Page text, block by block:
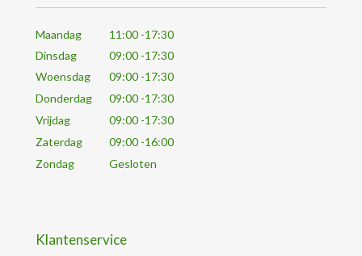
Maandag
11:00 -17:30
Dinsdag
09:00 -17:30
Woensdag
09:00 -17:30
Donderdag
09:00 -17:30
Vrijdag
09:00 -17:30
Zaterdag
09:00 -16:00
Zondag
Gesloten
Klantenservice